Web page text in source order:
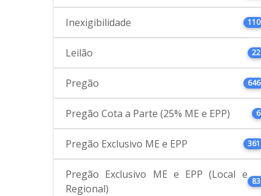
Inexigibilidade 110
Leilão 22
Pregão 646
Pregão Cota a Parte (25% ME e EPP) 6
Pregão Exclusivo ME e EPP 361
Pregão Exclusivo ME e EPP (Local e
Regional)
83